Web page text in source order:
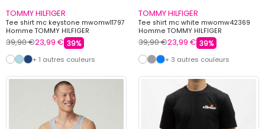
TOMMY HILFIGER
Tee shirt mc keystone mwomw11797
Homme TOMMY HILFIGER
39,90 €23,99 € 39%
+ 1 autres couleurs
TOMMY HILFIGER
Tee shirt mc white mwomw42369
Homme TOMMY HILFIGER
39,90 €23,99 € 39%
+ 3 autres couleurs